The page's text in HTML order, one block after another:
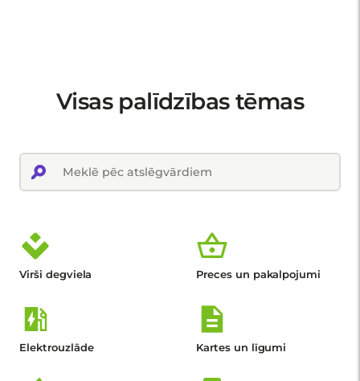
Visas palīdzības tēmas
Virši degviela Preces un pakalpojumi
Elektrouzlāde Kartes un līgumi